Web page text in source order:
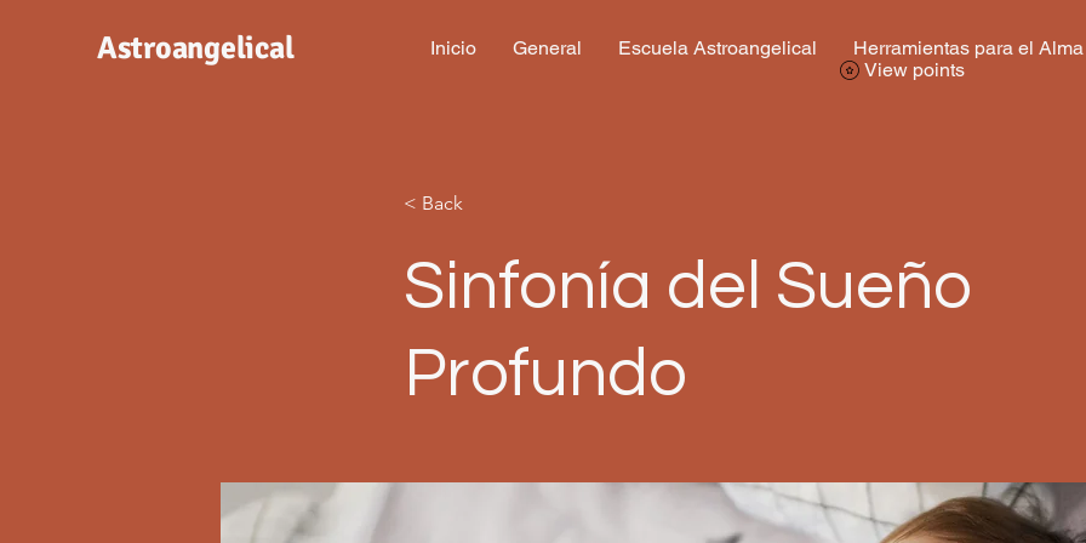
Astroangelical Inicio General Escuela Astroangelical
Herramientas para el Alma
View points
< Back
Sinfonía del Sueño
Profundo